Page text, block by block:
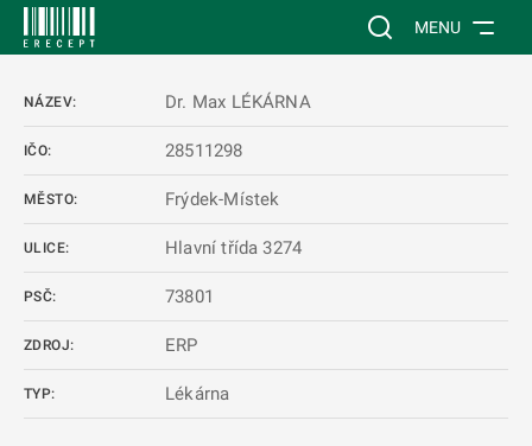
Vyhledávání na
MENU
NÁZEV: Dr. Max LÉKÁRNA
IČO: 28511298
MĚSTO: Frýdek-Místek
ULICE: Hlavní třída 3274
PSČ: 73801
ZDROJ: ERP
TYP: Lékárna